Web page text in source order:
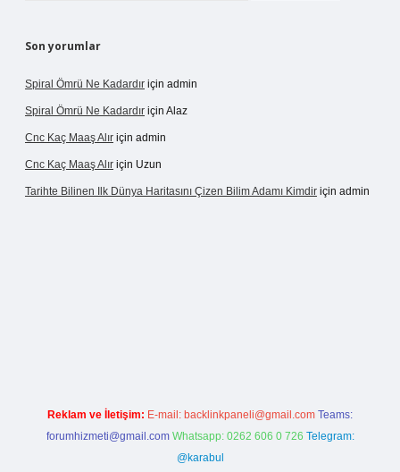
Son yorumlar
Spiral Ömrü Ne Kadardır için admin
Spiral Ömrü Ne Kadardır için Alaz
Cnc Kaç Maaş Alır için admin
Cnc Kaç Maaş Alır için Uzun
Tarihte Bilinen Ilk Dünya Haritasını Çizen Bilim Adamı Kimdir için admin
Reklam ve İletişim: E-mail: backlinkpaneli@gmail.com Teams:
forumhizmeti@gmail.com Whatsapp: 0262 606 0 726 Telegram:
@karabul